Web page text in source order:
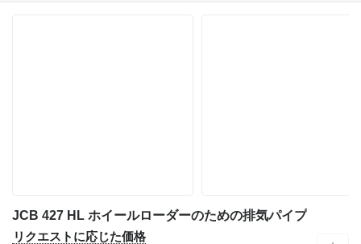
JCB 427 HL ホイールローダーのための排気パイプ
リクエストに応じた価格